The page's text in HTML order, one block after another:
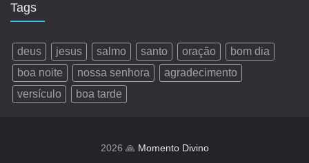
Tags
deus jesus salmo santo oração
bom dia
boa noite
nossa senhora
agradecimento
versículo
boa tarde
2026 🙏 Momento Divino